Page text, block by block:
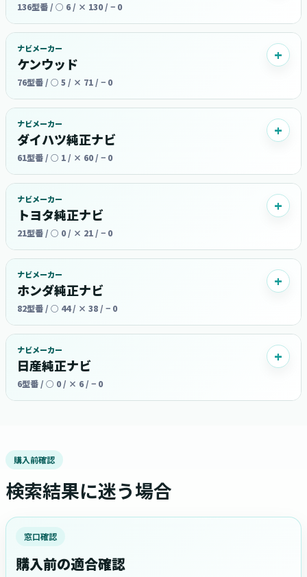
136型番 / ○ 6 / × 130 / − 0
ナビメーカー
ケンウッド
76型番 / ○ 5 / × 71 / − 0
ナビメーカー
ダイハツ純正ナビ
61型番 / ○ 1 / × 60 / − 0
ナビメーカー
トヨタ純正ナビ
21型番 / ○ 0 / × 21 / − 0
ナビメーカー
ホンダ純正ナビ
82型番 / ○ 44 / × 38 / − 0
ナビメーカー
日産純正ナビ
6型番 / ○ 0 / × 6 / − 0
購入前確認
検索結果に迷う場合
窓口確認
購入前の適合確認